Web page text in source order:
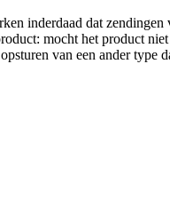
inderdaad dat zendingen
mocht het product
van een ander type